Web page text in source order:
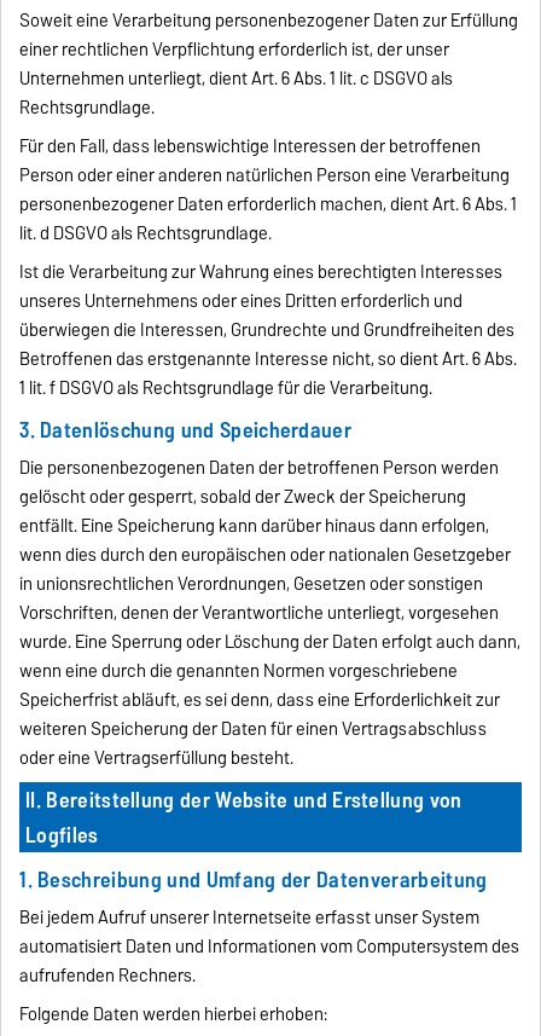
Soweit eine Verarbeitung personenbezogener Daten zur Erfüllung
einer rechtlichen Verpflichtung erforderlich ist, der unser
Unternehmen unterliegt, dient Art. 6 Abs. 1 lit. c DSGVO als
Rechtsgrundlage.
Für den Fall, dass lebenswichtige Interessen der betroffenen
Person oder einer anderen natürlichen Person eine Verarbeitung
personenbezogener Daten erforderlich machen, dient Art. 6 Abs. 1
lit. d DSGVO als Rechtsgrundlage.
Ist die Verarbeitung zur Wahrung eines berechtigten Interesses
unseres Unternehmens oder eines Dritten erforderlich und
überwiegen die Interessen, Grundrechte und Grundfreiheiten des
Betroffenen das erstgenannte Interesse nicht, so dient Art. 6 Abs.
1 lit. f DSGVO als Rechtsgrundlage für die Verarbeitung.
3. Datenlöschung und Speicherdauer
Die personenbezogenen Daten der betroffenen Person werden
gelöscht oder gesperrt, sobald der Zweck der Speicherung
entfällt. Eine Speicherung kann darüber hinaus dann erfolgen,
wenn dies durch den europäischen oder nationalen Gesetzgeber
in unionsrechtlichen Verordnungen, Gesetzen oder sonstigen
Vorschriften, denen der Verantwortliche unterliegt, vorgesehen
wurde. Eine Sperrung oder Löschung der Daten erfolgt auch dann,
wenn eine durch die genannten Normen vorgeschriebene
Speicherfrist abläuft, es sei denn, dass eine Erforderlichkeit zur
weiteren Speicherung der Daten für einen Vertragsabschluss
oder eine Vertragserfüllung besteht.
II. Bereitstellung der Website und Erstellung von
Logfiles
1. Beschreibung und Umfang der Datenverarbeitung
Bei jedem Aufruf unserer Internetseite erfasst unser System
automatisiert Daten und Informationen vom Computersystem des
aufrufenden Rechners.
Folgende Daten werden hierbei erhoben: